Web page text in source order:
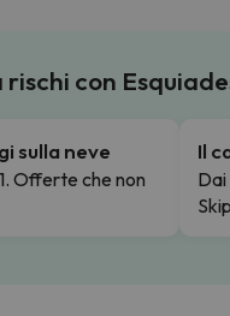
con
sulla neve
Offerte che non
Il
Dai